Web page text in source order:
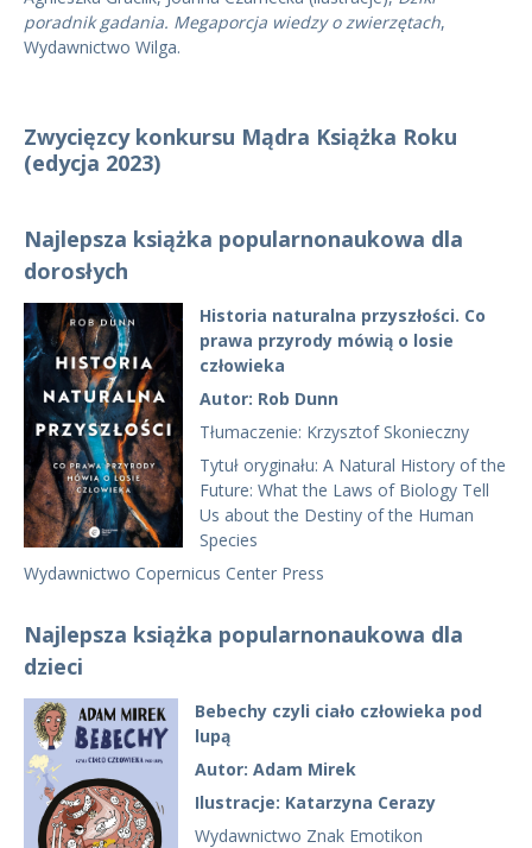
poradnik gadania. Megaporcja wiedzy o zwierzętach,
Wydawnictwo Wilga.
Zwycięzcy konkursu Mądra Książka Roku
(edycja 2023)
Najlepsza książka popularnonaukowa dla
dorosłych
Historia naturalna przyszłości. Co
prawa przyrody mówią o losie
człowieka
Autor: Rob Dunn
Tłumaczenie: Krzysztof Skonieczny
Tytuł oryginału: A Natural History of the
Future: What the Laws of Biology Tell
Us about the Destiny of the Human
Species
Wydawnictwo Copernicus Center Press
Najlepsza książka popularnonaukowa dla
dzieci
Bebechy czyli ciało człowieka pod
lupą
Autor: Adam Mirek
Ilustracje: Katarzyna Cerazy
Wydawnictwo Znak Emotikon